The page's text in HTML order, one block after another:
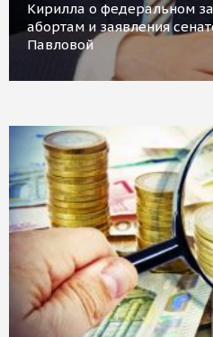
Кирилла о федеральном
абортам и заявления
Павловой